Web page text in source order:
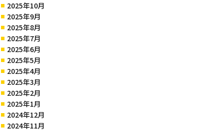
2025年10月
2025年9月
2025年8月
2025年7月
2025年6月
2025年5月
2025年4月
2025年3月
2025年2月
2025年1月
2024年12月
2024年11月